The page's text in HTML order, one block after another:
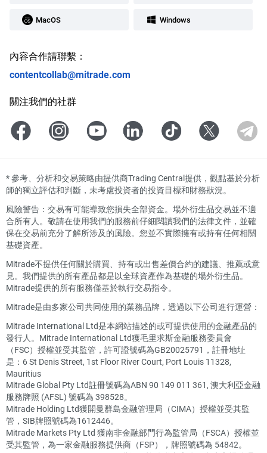
MacOS Windows
內容合作請聯繫：
contentcollab@mitrade.com
關注我們的社群
*參考、分析和交易策略由提供商Trading Central提供，觀點基於分析
師的獨立評估和判斷，未考慮投資者的投資目標和財務狀況。
風險警告：交易有可能導致您損失全部資金。場外衍生品交易並不適
合所有人。敬請在使用我們的服務前仔細閱讀我們的法律文件，並確
保在交易前充分了解所涉及的風險。您並不實際擁有或持有任何相關
基礎資產。
Mitrade不提供任何關於購買、持有或出售差價合約的建議、推薦或意
見。我們提供的所有產品都是以全球資產作為基礎的場外衍生品。
Mitrade提供的所有服務僅基於執行交易指令。
Mitrade是由多家公司共同使用的業務品牌，透過以下公司進行運營：
Mitrade International Ltd是本網站描述的或可提供使用的金融產品的
發行人。Mitrade International Ltd獲毛里求斯金融服務委員會
（FSC）授權並受其監管，許可證號碼為GB20025791，註冊地址
是：6 St Denis Street, 1st Floor River Court, Port Louis 11328,
Mauritius
Mitrade Global Pty Ltd註冊號碼為ABN 90 149 011 361, 澳大利亞金融
服務牌照 (AFSL) 號碼為 398528。
Mitrade Holding Ltd獲開曼群島金融管理局（CIMA）授權並受其監
管，SIB牌照號碼為1612446。
Mitrade Markets Pty Ltd 獲南非金融部門行為監管局（FSCA）授權並
受其監管，為一家金融服務提供商（FSP），牌照號碼為 54842。